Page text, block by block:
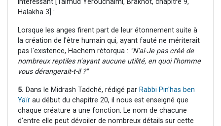
intéressant [Talmud Yérouchalmi, Brakhot, chapitre 9,
Halakha 3] :
Lorsque les anges firent part de leur étonnement suite à
la création de l'être humain qui, ayant fauté ne mériterait
pas l'existence, Hachem rétorqua : "N'ai-Je pas créé de
nombreux reptiles n'ayant aucune utilité, en quoi l'homme
vous dérangerait-t-il ?"
5. Dans le Midrash Tadché, rédigé par Rabbi Pin'has ben
Yaïr au début du chapitre 20, il nous est enseigné que
chaque créature a une fonction. Le nom de chacune
d'entre elle peut dévoiler de nombreux détails sur cette